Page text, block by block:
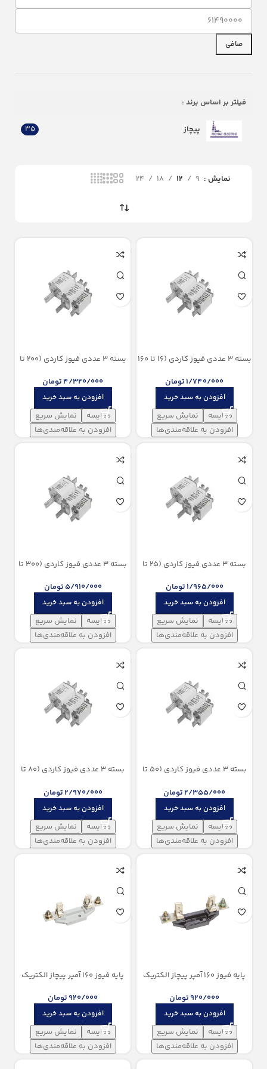
صافی
فیلتر بر اساس برند :
پیچاز 35
نمایش 9
12
18
24
بسته 3 عددی فیوز کاردی (16 تا 160
پایه کوتاه
1/740/000تومان
افزودن به سبد خرید
مقایسه
نمایش سریع
افزودن به علاقه‌مندی‌ها
بسته 3 عددی فیوز کاردی (200 تا
4/320/000تومان
افزودن به سبد خرید
مقایسه
نمایش سریع
افزودن به علاقه‌مندی‌ها
بسته 3 عددی فیوز کاردی (25 تا
1/965/000تومان
افزودن به سبد خرید
مقایسه
نمایش سریع
افزودن به علاقه‌مندی‌ها
بسته 3 عددی فیوز کاردی (300 تا
5/910/000تومان
افزودن به سبد خرید
مقایسه
نمایش سریع
افزودن به علاقه‌مندی‌ها
بسته 3 عددی فیوز کاردی (50 تا
2/355/000تومان
افزودن به سبد خرید
مقایسه
نمایش سریع
افزودن به علاقه‌مندی‌ها
بسته 3 عددی فیوز کاردی (80 تا
2/970/000تومان
افزودن به سبد خرید
مقایسه
نمایش سریع
افزودن به علاقه‌مندی‌ها
پایه فیوز 160 آمپر پیچاز الکتریک
920/000تومان
افزودن به سبد خرید
مقایسه
نمایش سریع
افزودن به علاقه‌مندی‌ها
پایه فیوز 160 آمپر پیچاز الکتریک
920/000تومان
افزودن به سبد خرید
مقایسه
نمایش سریع
افزودن به علاقه‌مندی‌ها